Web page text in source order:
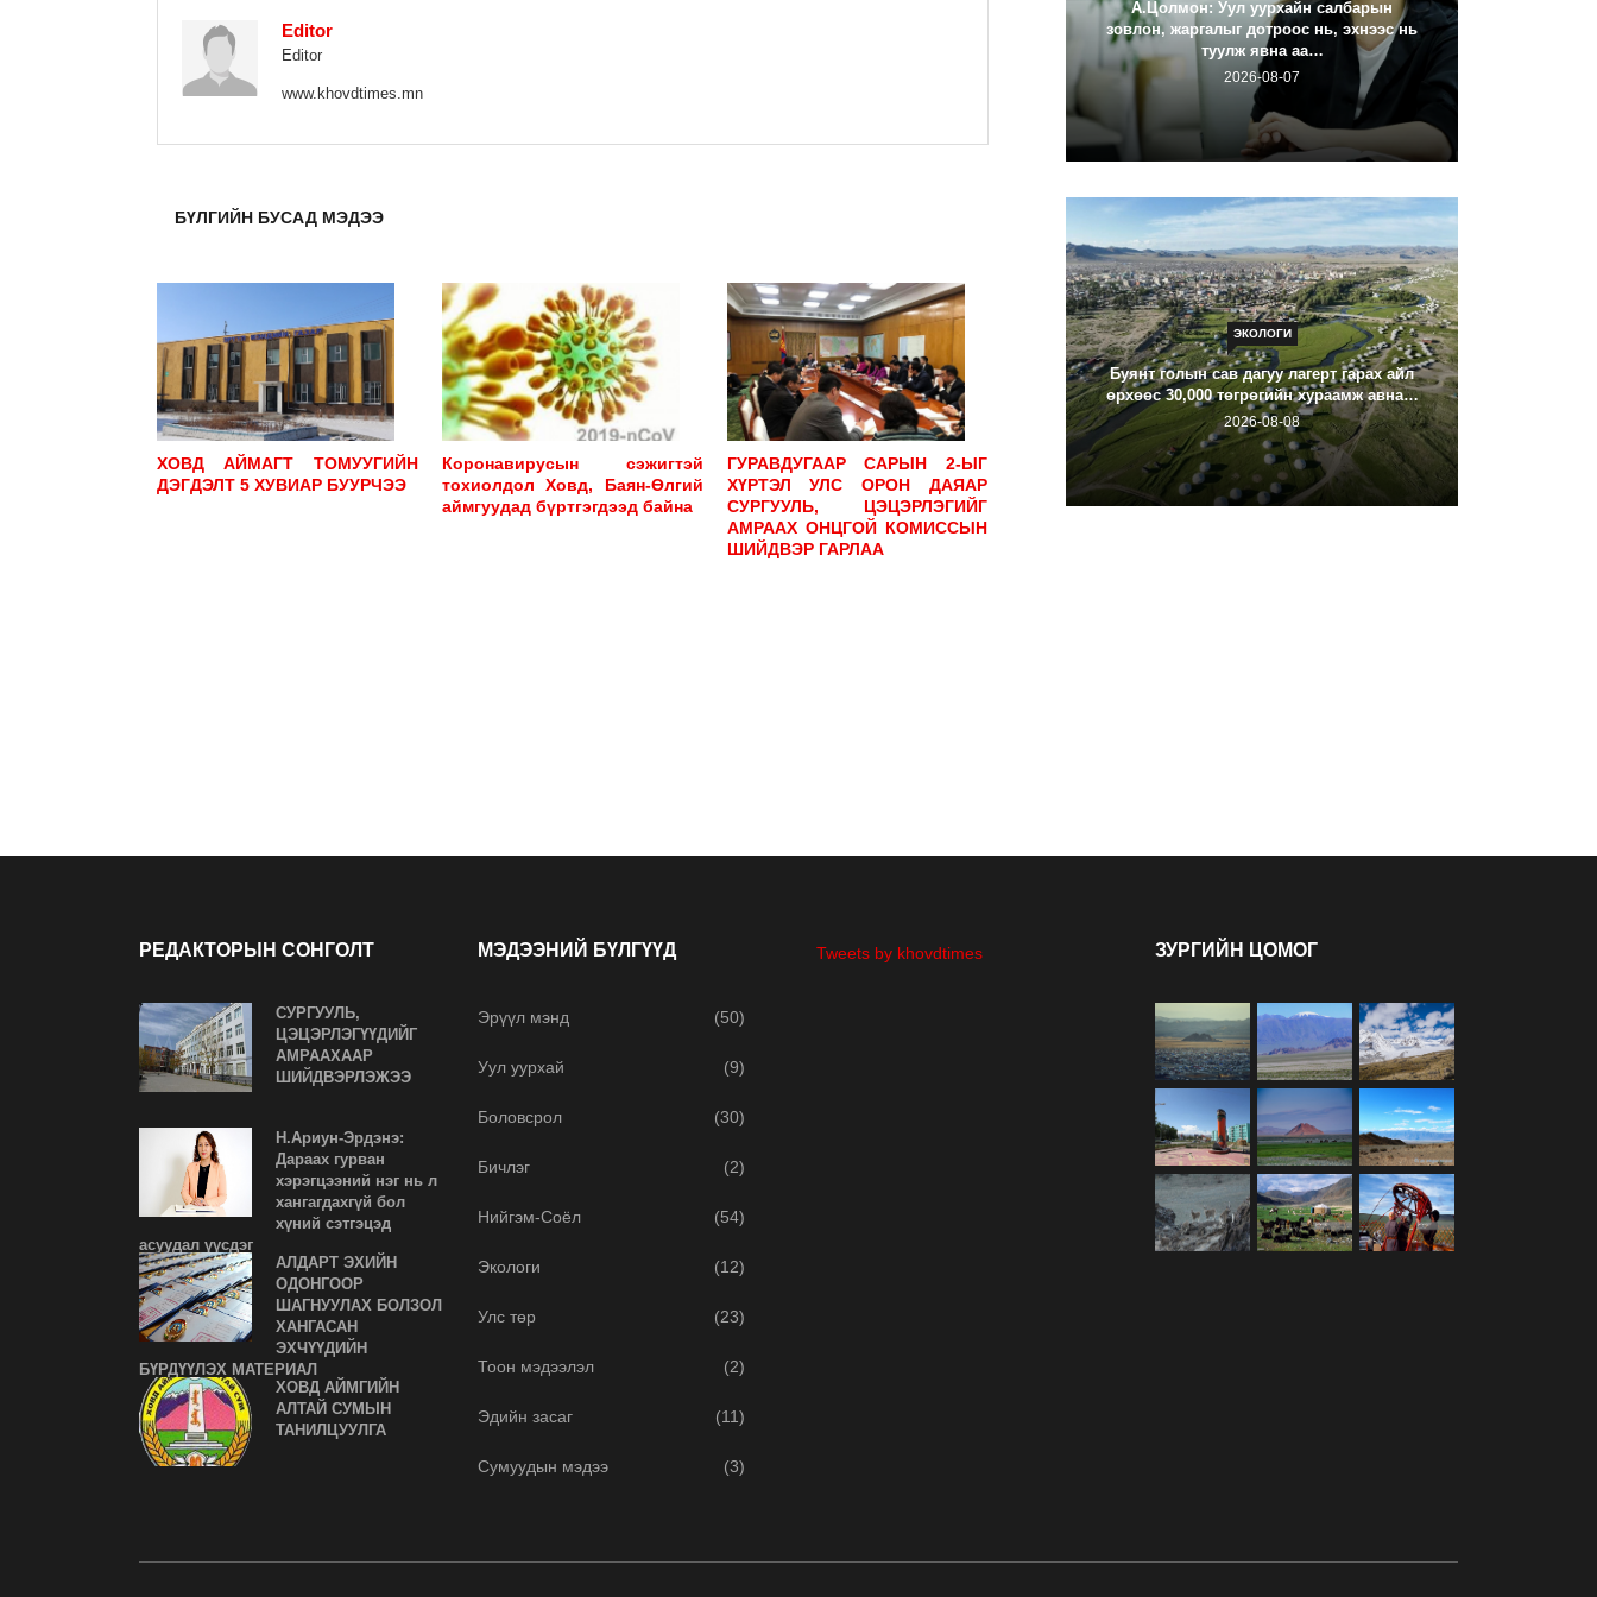
Editor
Editor
www.khovdtimes.mn
БҮЛГИЙН БУСАД МЭДЭЭ
ХОВД АЙМАГТ ТОМУУГИЙН
ДЭГДЭЛТ 5 ХУВИАР БУУРЧЭЭ
Коронавирусын сэжигтэй
тохиолдол Ховд, Баян-Өлгий
аймгуудад бүртгэгдээд байна
ГУРАВДУГААР САРЫН 2-ЫГ
ХҮРТЭЛ УЛС ОРОН ДАЯАР
СУРГУУЛЬ, ЦЭЦЭРЛЭГИЙГ
АМРААХ ОНЦГОЙ КОМИССЫН
ШИЙДВЭР ГАРЛАА
зовлон, жаргалыг дотроос нь, эхнээс нь
ЭКОЛОГИ
Буянт голын сав дагуу лагерт гарах айл
өрхөөс 30,000 төгрөгийн хураамж авна…
2026-08-08
НИЙГЭМ-СОЁЛ
ХОВД АЙМГИЙН ИТХ-ЫН НЭР БҮХИЙ 20
ОРЧИМ ТӨЛӨӨЛӨГЧ ТУРК УЛС РУУ
АЯЛНА…
2026-08-07
А.Цолмон: Уул уурхайн салбарын
зовлон, жаргалыг дотроос нь, эхнээс нь
туулж явна аа…
2026-08-07
ЭКОЛОГИ
Буянт голын сав дагуу лагерт гарах айл
өрхөөс 30,000 төгрөгийн хураамж авна…
2026-08-08
РЕДАКТОРЫН СОНГОЛТ
СУРГУУЛЬ,
ЦЭЦЭРЛЭГҮҮДИЙГ
АМРААХААР
ШИЙДВЭРЛЭЖЭЭ
Н.Ариун-Эрдэнэ:
Дараах гурван
хэрэгцээний нэг нь л
хангагдахгүй бол
хүний сэтгэцэд
асуудал үүсдэг
АЛДАРТ ЭХИЙН
ОДОНГООР
ШАГНУУЛАХ БОЛЗОЛ
ХАНГАСАН
ЭХЧҮҮДИЙН
БҮРДҮҮЛЭХ МАТЕРИАЛ
ХОВД АЙМГИЙН
АЛТАЙ СУМЫН
ТАНИЛЦУУЛГА
МЭДЭЭНИЙ БҮЛГҮҮД
Эрүүл мэнд (50)
Уул уурхай (9)
Боловсрол (30)
Бичлэг (2)
Нийгэм-Соёл (54)
Экологи (12)
Улс төр (23)
Тоон мэдээлэл (2)
Эдийн засаг (11)
Сумуудын мэдээ (3)
Tweets by khovdtimes ЗУРГИЙН ЦОМОГ